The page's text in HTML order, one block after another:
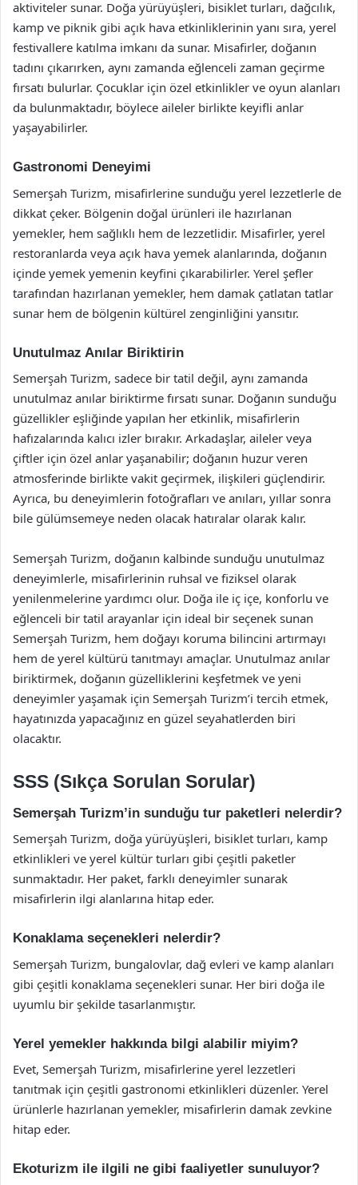
aktiviteler sunar. Doğa yürüyüşleri, bisiklet turları, dağcılık,
kamp ve piknik gibi açık hava etkinliklerinin yanı sıra, yerel
festivallere katılma imkanı da sunar. Misafirler, doğanın
tadını çıkarırken, aynı zamanda eğlenceli zaman geçirme
fırsatı bulurlar. Çocuklar için özel etkinlikler ve oyun alanları
da bulunmaktadır, böylece aileler birlikte keyifli anlar
yaşayabilirler.
Gastronomi Deneyimi
Semerşah Turizm, misafirlerine sunduğu yerel lezzetlerle de
dikkat çeker. Bölgenin doğal ürünleri ile hazırlanan
yemekler, hem sağlıklı hem de lezzetlidir. Misafirler, yerel
restoranlarda veya açık hava yemek alanlarında, doğanın
içinde yemek yemenin keyfini çıkarabilirler. Yerel şefler
tarafından hazırlanan yemekler, hem damak çatlatan tatlar
sunar hem de bölgenin kültürel zenginliğini yansıtır.
Unutulmaz Anılar Biriktirin
Semerşah Turizm, sadece bir tatil değil, aynı zamanda
unutulmaz anılar biriktirme fırsatı sunar. Doğanın sunduğu
güzellikler eşliğinde yapılan her etkinlik, misafirlerin
hafızalarında kalıcı izler bırakır. Arkadaşlar, aileler veya
çiftler için özel anlar yaşanabilir; doğanın huzur veren
atmosferinde birlikte vakit geçirmek, ilişkileri güçlendirir.
Ayrıca, bu deneyimlerin fotoğrafları ve anıları, yıllar sonra
bile gülümsemeye neden olacak hatıralar olarak kalır.
Semerşah Turizm, doğanın kalbinde sunduğu unutulmaz
deneyimlerle, misafirlerinin ruhsal ve fiziksel olarak
yenilenmelerine yardımcı olur. Doğa ile iç içe, konforlu ve
eğlenceli bir tatil arayanlar için ideal bir seçenek sunan
Semerşah Turizm, hem doğayı koruma bilincini artırmayı
hem de yerel kültürü tanıtmayı amaçlar. Unutulmaz anılar
biriktirmek, doğanın güzelliklerini keşfetmek ve yeni
deneyimler yaşamak için Semerşah Turizm’i tercih etmek,
hayatınızda yapacağınız en güzel seyahatlerden biri
olacaktır.
SSS (Sıkça Sorulan Sorular)
Semerşah Turizm’in sunduğu tur paketleri nelerdir?
Semerşah Turizm, doğa yürüyüşleri, bisiklet turları, kamp
etkinlikleri ve yerel kültür turları gibi çeşitli paketler
sunmaktadır. Her paket, farklı deneyimler sunarak
misafirlerin ilgi alanlarına hitap eder.
Konaklama seçenekleri nelerdir?
Semerşah Turizm, bungalovlar, dağ evleri ve kamp alanları
gibi çeşitli konaklama seçenekleri sunar. Her biri doğa ile
uyumlu bir şekilde tasarlanmıştır.
Yerel yemekler hakkında bilgi alabilir miyim?
Evet, Semerşah Turizm, misafirlerine yerel lezzetleri
tanıtmak için çeşitli gastronomi etkinlikleri düzenler. Yerel
ürünlerle hazırlanan yemekler, misafirlerin damak zevkine
hitap eder.
Ekoturizm ile ilgili ne gibi faaliyetler sunuluyor?